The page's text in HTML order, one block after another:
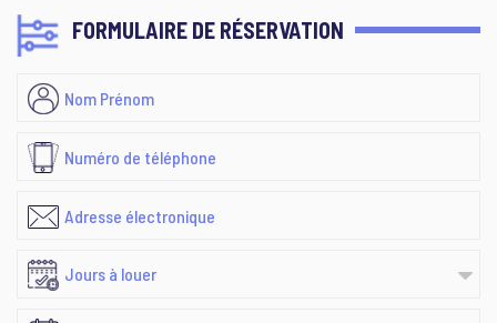
FORMULAIRE DE RÉSERVATION